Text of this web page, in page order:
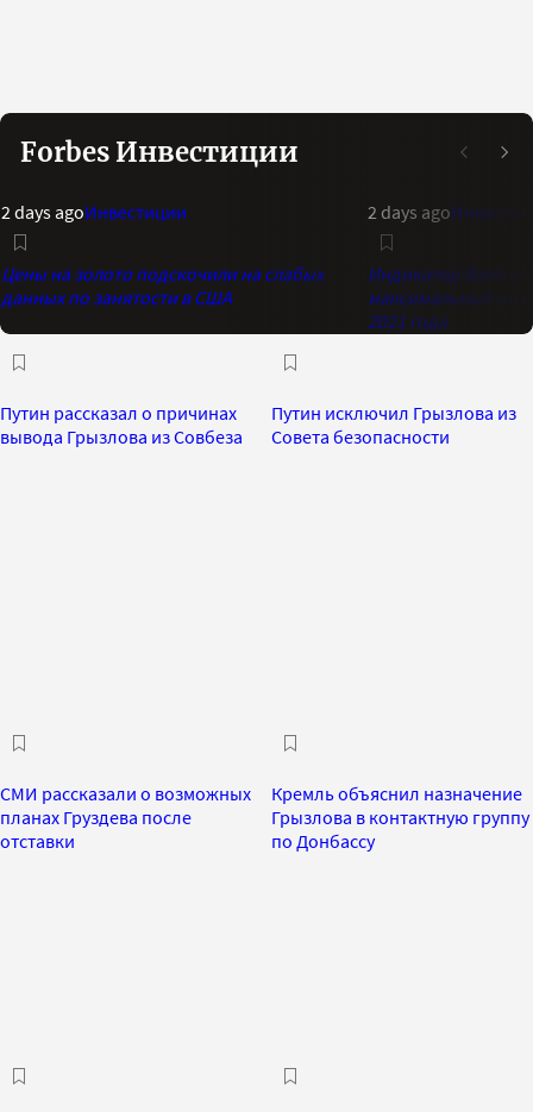
Forbes Инвестиции
2 days agoИнвестиции
Цены на золото подскочили на слабых
данных по занятости в США
2 days ago
Индикатор Bank of
максимальный
2021 года
Путин рассказал о причинах
вывода Грызлова из Совбеза
Путин исключил Грызлова из
Совета безопасности
СМИ рассказали о возможных
планах Груздева после
отставки
Кремль объяснил назначение
Грызлова в контактную группу
по Донбассу